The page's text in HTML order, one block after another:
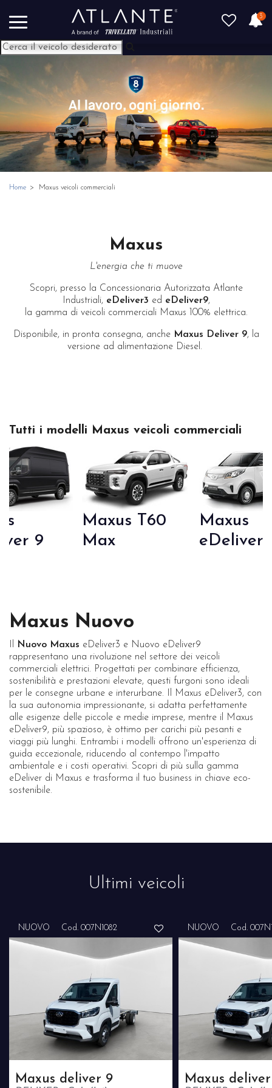
3
Home Maxus veicoli commerciali
Maxus
L'energia che ti muove
Scopri, presso la Concessionaria Autorizzata Atlante
Industriali, eDeliver3 ed eDeliver9,
la gamma di veicoli commerciali Maxus 100% elettrica.
Disponibile, in pronta consegna, anche Maxus Deliver 9, la
versione ad alimentazione Diesel.
Tutti i modelli Maxus veicoli commerciali
9
Maxus T60
Max
Maxus
eDeliver
Maxus Nuovo
Nuovo Maxus eDeliver3 e Nuovo eDeliver9
rappresentano una rivoluzione nel settore dei veicoli
commerciali elettrici. Progettati per combinare efficienza,
sostenibilità e prestazioni elevate, questi furgoni sono ideali
per le consegne urbane e interurbane. Il Maxus eDeliver3, con
la sua autonomia impressionante, si adatta perfettamente
alle esigenze delle piccole e medie imprese, mentre il Maxus
eDeliver9, più spazioso, è ottimo per carichi più pesanti e
viaggi più lunghi. Entrambi i modelli offrono un'esperienza di
guida eccezionale, riducendo al contempo l'impatto
ambientale e i costi operativi. Scopri di più sulla gamma
eDeliver di Maxus e trasforma il tuo business in chiave eco-
sostenibile.
Ultimi veicoli
NUOVO Cod. 007N1082
Maxus deliver 9
NUOVO Cod.
Maxus